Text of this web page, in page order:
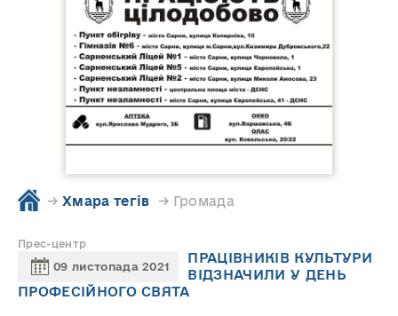
→ Хмара тегів → Громада
Прес-центр
09 листопада 2021
ПРАЦІВНИКІВ КУЛЬТУРИ
ВІДЗНАЧИЛИ У ДЕНЬ
ПРОФЕСІЙНОГО СВЯТА